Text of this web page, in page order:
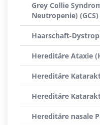
Grey Collie
Neutropenie) (GCS)
Haarschaft-
Hereditäre Ataxie
Hereditäre
Hereditäre
Hereditäre nasale